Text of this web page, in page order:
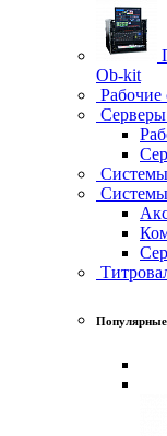
Ob-kit
Рабочие
Популярные